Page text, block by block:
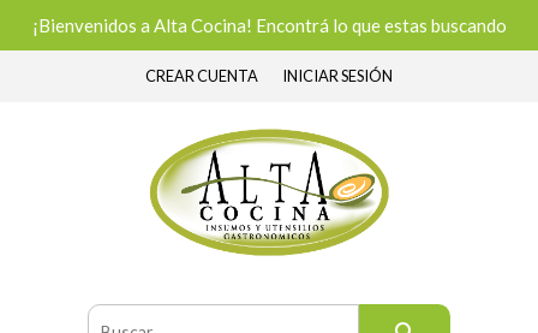
¡Bienvenidos a Alta Cocina! Encontrá lo que estas buscando
CREAR CUENTA INICIAR SESIÓN